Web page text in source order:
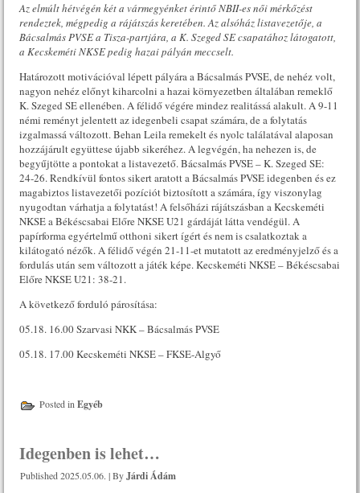
Az elmúlt hétvégén két a vármegyénket érintő NBII-es női mérkőzést
rendeztek, mégpedig a rájátszás keretében. Az alsóház listavezetője, a
Bácsalmás PVSE a Tisza-partjára, a K. Szeged SE csapatához látogatott,
a Kecskeméti NKSE pedig hazai pályán meccselt.
Határozott motivációval lépett pályára a Bácsalmás PVSE, de nehéz volt,
nagyon nehéz előnyt kiharcolni a hazai környezetben általában remeklő
K. Szeged SE ellenében. A félidő végére mindez realitássá alakult. A 9-11
némi reményt jelentett az idegenbeli csapat számára, de a folytatás
izgalmassá változott. Behan Leila remekelt és nyolc találatával alaposan
hozzájárult együttese újabb sikeréhez. A legvégén, ha nehezen is, de
begyűjtötte a pontokat a listavezető. Bácsalmás PVSE – K. Szeged SE:
24-26. Rendkívül fontos sikert aratott a Bácsalmás PVSE idegenben és ez
magabiztos listavezetői pozíciót biztosított a számára, így viszonylag
nyugodtan várhatja a folytatást! A felsőházi rájátszásban a Kecskeméti
NKSE a Békéscsabai Előre NKSE U21 gárdáját látta vendégül. A
papírforma egyértelmű otthoni sikert ígért és nem is csalatkoztak a
kilátogató nézők. A félidő végén 21-11-et mutatott az eredményjelző és a
fordulás után sem változott a játék képe. Kecskeméti NKSE – Békéscsabai
Előre NKSE U21: 38-21.
A következő forduló párosítása:
05.18. 16.00 Szarvasi NKK – Bácsalmás PVSE
05.18. 17.00 Kecskeméti NKSE – FKSE-Algyő
Posted in Egyéb
Idegenben is lehet…
Published 2025.05.06. |By Járdi Ádám